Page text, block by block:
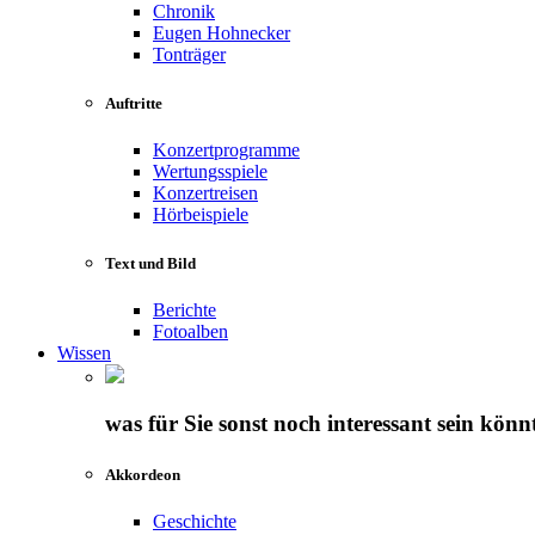
Chronik
Eugen Hohnecker
Tonträger
Auftritte
Konzertprogramme
Wertungsspiele
Konzertreisen
Hörbeispiele
Text und Bild
Berichte
Fotoalben
Wissen
was für Sie sonst noch interessant sein
Akkordeon
Geschichte